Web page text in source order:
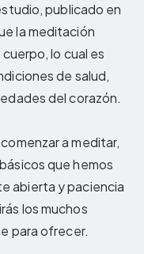
publicado en
la meditación
lo cual es
de salud,
del corazón.
a meditar,
que hemos
abierta y paciencia
los muchos
para ofrecer.